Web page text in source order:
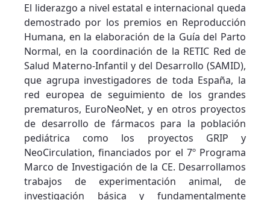
El liderazgo a nivel estatal e internacional queda
demostrado por los premios en Reproducción
Humana, en la elaboración de la Guía del Parto
Normal, en la coordinación de la RETIC Red de
Salud Materno-Infantil y del Desarrollo (SAMID),
que agrupa investigadores de toda España, la
red europea de seguimiento de los grandes
prematuros, EuroNeoNet, y en otros proyectos
de desarrollo de fármacos para la población
pediátrica como los proyectos GRIP y
NeoCirculation, financiados por el 7º Programa
Marco de Investigación de la CE. Desarrollamos
trabajos de experimentación animal, de
investigación básica y fundamentalmente